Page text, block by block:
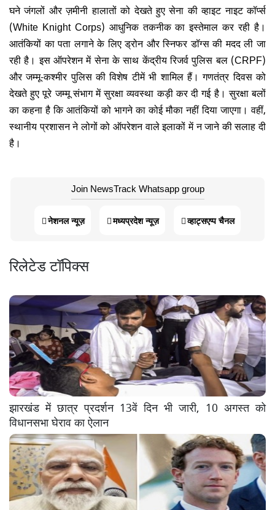
घने जंगलों और ज़मीनी हालातों को देखते हुए सेना की व्हाइट नाइट कॉर्प्स
(White Knight Corps) आधुनिक तकनीक का इस्तेमाल कर रही है।
आतंकियों का पता लगाने के लिए ड्रोन और स्निफर डॉग्स की मदद ली जा
रही है। इस ऑपरेशन में सेना के साथ केंद्रीय रिजर्व पुलिस बल (CRPF)
और जम्मू-कश्मीर पुलिस की विशेष टीमें भी शामिल हैं। गणतंत्र दिवस को
देखते हुए पूरे जम्मू संभाग में सुरक्षा व्यवस्था कड़ी कर दी गई है। सुरक्षा बलों
का कहना है कि आतंकियों को भागने का कोई मौका नहीं दिया जाएगा। वहीं,
स्थानीय प्रशासन ने लोगों को ऑपरेशन वाले इलाकों में न जाने की सलाह दी
है।
Join NewsTrack Whatsapp group
नेशनल न्यूज़ मध्यप्रदेश न्यूज़ व्हाट्सएप्प चैनल
रिलेटेड टॉपिक्स
झारखंड में छात्र प्रदर्शन 13वें दिन भी जारी, 10 अगस्त को
विधानसभा घेराव का ऐलान